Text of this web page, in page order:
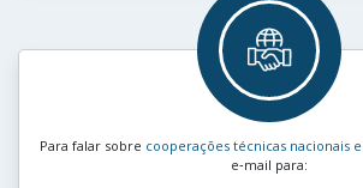
Para falar sobre cooperações técnicas nacionais
e‑mail para: